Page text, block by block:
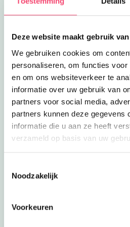
Deze website maakt gebruik
We gebruiken cookies om
personaliseren, om functies
en om ons websiteverkeer te
informatie over uw gebruik van
partners voor social media,
partners kunnen deze gegevens
informatie die u aan ze heeft
verzameld op basis van uw
Noodzakelijk
Voorkeuren
Surfschool
leer surfen bij
Surfkaravaan!
Lees meer Surfschool Surfkaravaan
15.2 km
Feestjes
Surffeestje
Geef eens
verjaardag
de
Lees meer Surffeestje
Eropuit
Leuk
Lees meer Leuk museumuitje
Iets te
Beach voor
Feestje op het strand